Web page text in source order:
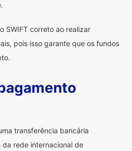
SWIFT correto ao realizar
pois isso garante que os fundos
transferência bancária
rede internacional de